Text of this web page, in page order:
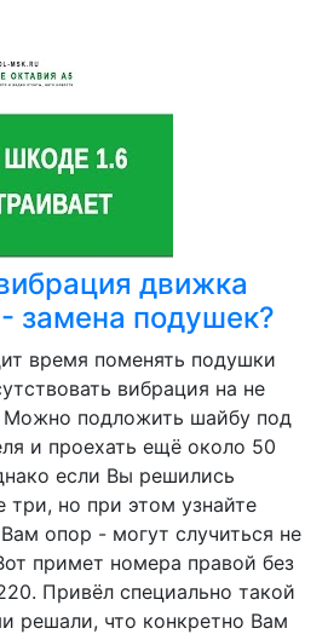
движка
замена подушек?
время поменять подушки
вибрация на не
Можно подложить шайбу под
и проехать ещё около 50
если Вы решились
три, но при этом узнайте
опор - могут случиться не
примет номера правой без
Привёл специально такой
решали, что конкретно Вам